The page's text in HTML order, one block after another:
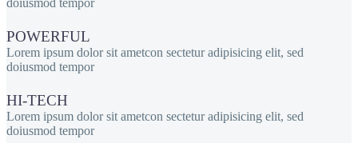
POWERFUL
Lorem ipsum dolor sit ametcon sectetur adipisicing elit, sed
doiusmod tempor
HI-TECH
Lorem ipsum dolor sit ametcon sectetur adipisicing elit, sed
doiusmod tempor